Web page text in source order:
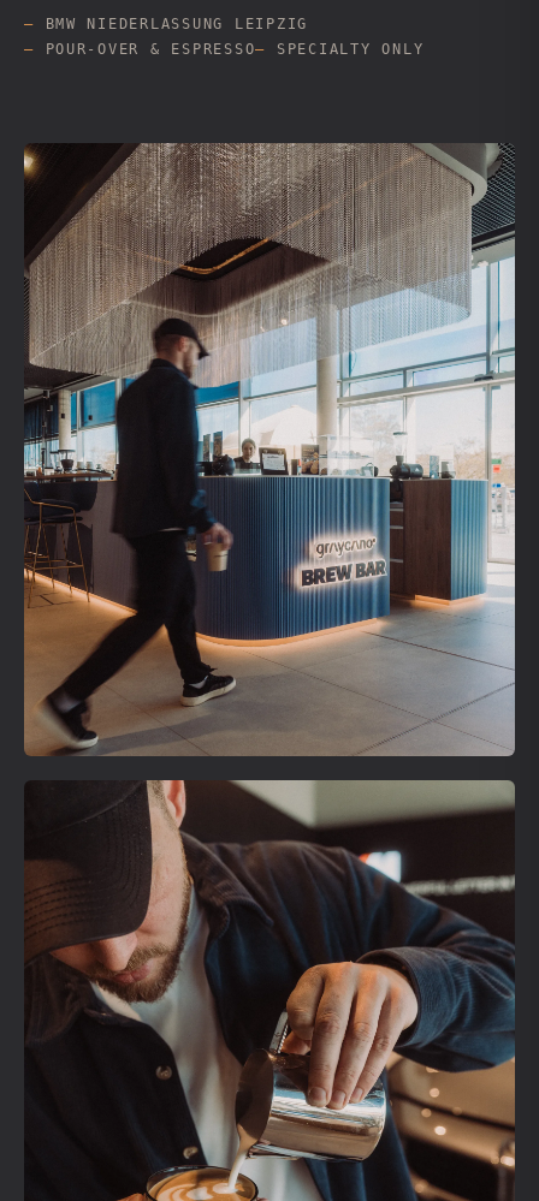
BMW NIEDERLASSUNG LEIPZIG
POUR-OVER & ESPRESSO
SPECIALTY ONLY